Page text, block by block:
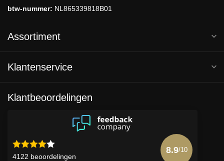
btw-nummer: NL865339818B01
Assortiment
Klantenservice
Klantbeoordelingen
4122 beoordelingen
8.9/10